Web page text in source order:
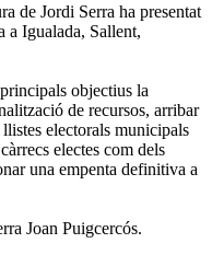
de Jordi Serra ha presentat
a Igualada, Sallent,
objectius la
de recursos, arribar
electorals municipals
electes com dels
una empenta definitiva a
Joan Puigcercós.